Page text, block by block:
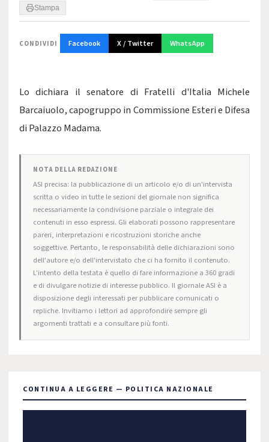
Stampa
CONDIVIDI Facebook X / Twitter WhatsApp
Lo dichiara il senatore di Fratelli d'Italia Michele
Barcaiuolo, capogruppo in Commissione Esteri e Difesa
di Palazzo Madama.
NOTA DELLA REDAZIONE
ASI precisa: la pubblicazione di un articolo e/o di un'intervista
scritta o video in tutte le sezioni del giornale non significa
necessariamente la condivisione parziale o integrale dei
contenuti in esso espressi. Gli elaborati possono rappresentare
pareri, interpretazioni e ricostruzioni storiche anche
soggettive. Pertanto, le responsabilità delle dichiarazioni sono
dell'autore e/o dell'intervistato che ci ha fornito il contenuto.
L'intento della testata è quello di fare informazione a 360 gradi
e di divulgare notizie di interesse pubblico. Il giornale ASI è a
disposizione degli interessati per pubblicare comunicati o
repliche. Invitiamo i lettori ad approfondire sempre gli
argomenti trattati e a consultare più fonti.
CONTINUA A LEGGERE — POLITICA NAZIONALE